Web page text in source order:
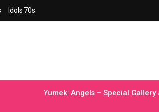
Idols 70s
Yumeki Angels – Special Gallery